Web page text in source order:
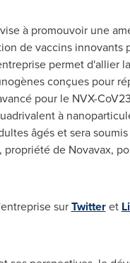
à promouvoir une
de vaccins innovants
permet d'allier
conçues pour
pour le NVX-
à
âgés et sera
de Novavax,
surTwitteret